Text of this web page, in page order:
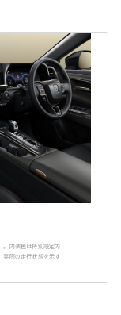
。内装色は特別設定内
実際の走行状態を示す